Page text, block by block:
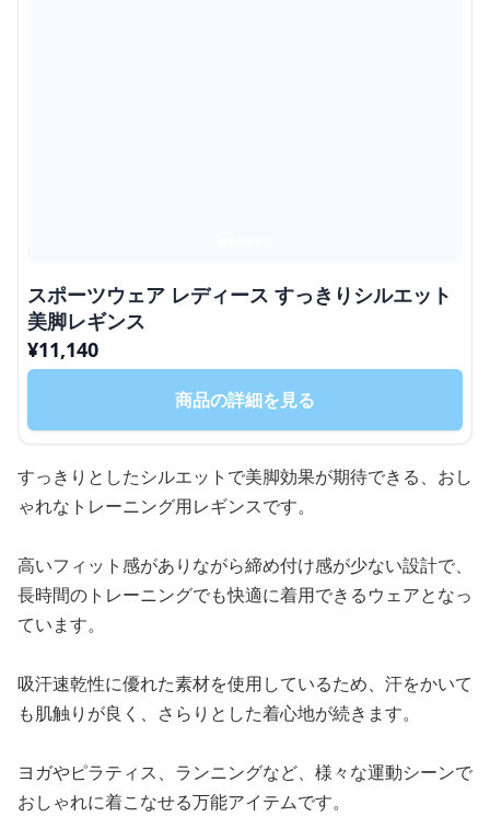
スポーツウェア レディース すっきりシルエット
美脚レギンス
¥11,140
商品の詳細を見る
すっきりとしたシルエットで美脚効果が期待できる、おし
ゃれなトレーニング用レギンスです。
高いフィット感がありながら締め付け感が少ない設計で、
長時間のトレーニングでも快適に着用できるウェアとなっ
ています。
吸汗速乾性に優れた素材を使用しているため、汗をかいて
も肌触りが良く、さらりとした着心地が続きます。
ヨガやピラティス、ランニングなど、様々な運動シーンで
おしゃれに着こなせる万能アイテムです。